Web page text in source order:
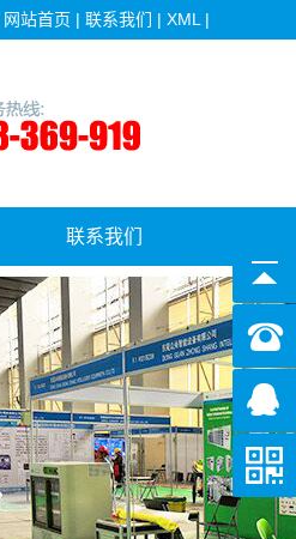
网站首页 | 联系我们 | XML |
联系我们